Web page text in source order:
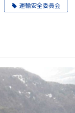
運輸安全委員会